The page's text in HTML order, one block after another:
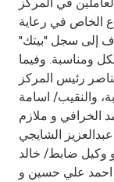
Kingdom
الخاص في رعاية
إلى سجل "بيتك"
ومناسبة. وفيما
رئيس المركز
والنقيب/ اسامة
الخرافي و ملازم
الشايجي
وكيل ضابط/ خالد
علي حسين و